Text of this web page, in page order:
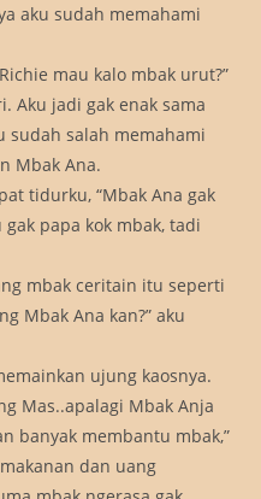
aku sudah memahami
mau kalo mbak urut?”
Aku jadi gak enak sama
sudah salah memahami
Mbak Ana.
tidurku, “Mbak Ana gak
papa kok mbak, tadi
mbak ceritain itu seperti
Mbak Ana kan?” aku
ujung kaosnya.
Mas..apalagi Mbak Anja
banyak membantu mbak,”
dan uang